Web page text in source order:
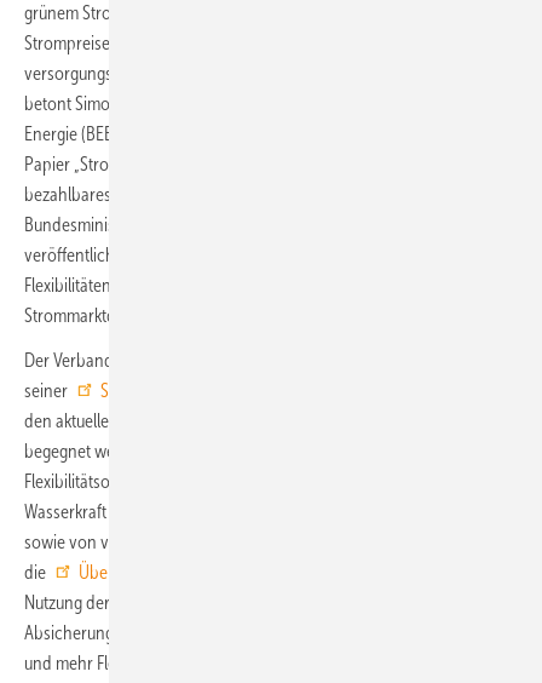
grünem Strom sowie eine Zunahme an Zeiten mit negativen
Strompreisen stehen. Flexibilität ist daher die Leitwährung für ein
versorgungssicheres und bezahlbares klimaneutrales Stromsystem”,
betont Simone Peter, Präsidentin des Bundesverbands Erneuerbare
Energie (BEE). Dieser hat gerade eine vorläufige Stellungnahme zum
Papier „Strommarktdesign der Zukunft – Optionen für ein sicheres,
bezahlbares und nachhaltiges Stromsystem“ (Optionenpapier) des
Bundesministeriums für Wirtschaft und Klimaschutz (BMWK)
veröffentlicht. Aus Sicht der Branche sei eine Entfesselung von
Flexibilitäten im Strommarkt die wichtigste Aufgabe eines neuen
Strommarktdesigns.
Der Verband weist darauf hin, dass er schon 2021 in
seiner
Strommarktdesign-Studie
den aktuellen Herausforderungen am Strommarkt systemdienlich
begegnet werden kann. Das Anreizen dezentraler erneuerbarer
Flexibilitätsoptionen - auf Erzeugerseite von Bioenergie über
Wasserkraft bis Geothermie -, von Speichern und Sektorenkopplung
sowie von verbrauchsnahen Flexibilitäten (E-Autos, Wärmepumpen),
die
Überbauung von Netzverknüpfungspunkten
Nutzung der bestehenden Netzinfrastruktur, die Umstellung der
Absicherungssystematik von einer Zeit- auf eine Mengenabsicherung
und mehr Flexibilität bei PV-Kleinstanlagen sei der Königsweg.